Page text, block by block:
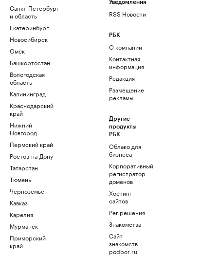
Санкт-Петербург
и область
Екатеринбург
Новосибирск
Омск
Башкортостан
Вологодская
область
Калининград
Краснодарский
край
Нижний
Новгород
Пермский край
Ростов-на-Дону
Татарстан
Тюмень
Черноземье
Кавказ
Карелия
Мурманск
Приморский
край
Уведомления
RSS Новости
РБК
О компании
Контактная
информация
Редакция
Размещение
рекламы
Другие
продукты
РБК
Облако для
бизнеса
Корпоративный
регистратор
доменов
Хостинг
сайтов
Рег.решения
Знакомства
Сайт
знакомств
podbor.ru